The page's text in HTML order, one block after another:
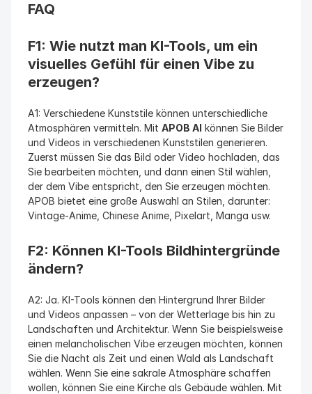
FAQ
F1: Wie nutzt man KI-Tools, um ein
visuelles Gefühl für einen Vibe zu
erzeugen?
A1: Verschiedene Kunststile können unterschiedliche
Atmosphären vermitteln. Mit APOB AI können Sie Bilder
und Videos in verschiedenen Kunststilen generieren.
Zuerst müssen Sie das Bild oder Video hochladen, das
Sie bearbeiten möchten, und dann einen Stil wählen,
der dem Vibe entspricht, den Sie erzeugen möchten.
APOB bietet eine große Auswahl an Stilen, darunter:
Vintage-Anime, Chinese Anime, Pixelart, Manga usw.
F2: Können KI-Tools Bildhintergründe
ändern?
A2: Ja. KI-Tools können den Hintergrund Ihrer Bilder
und Videos anpassen – von der Wetterlage bis hin zu
Landschaften und Architektur. Wenn Sie beispielsweise
einen melancholischen Vibe erzeugen möchten, können
Sie die Nacht als Zeit und einen Wald als Landschaft
wählen. Wenn Sie eine sakrale Atmosphäre schaffen
wollen, können Sie eine Kirche als Gebäude wählen. Mit